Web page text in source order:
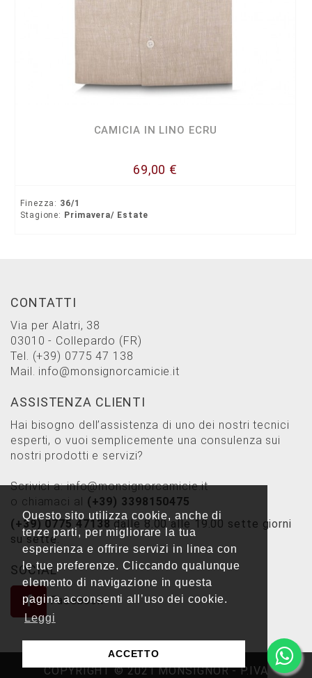
Questo sito utilizza cookie, anche di
terze parti, per migliorare la tua
esperienza e offrire servizi in linea con
le tue preferenze. Cliccando qualunque
elemento di navigazione in questa
pagina acconsenti all’uso dei cookie.
Leggi
ACCETTO
CAMICIA IN LINO ECRU
69,00 €
Finezza: 36/1
Stagione: Primavera/ Estate
CONTATTI
Via per Alatri, 38
03010 - Collepardo (FR)
Tel. (+39) 0775 47 138
Mail. info@monsignorcamicie.it
ASSISTENZA CLIENTI
Hai bisogno dell’assistenza di uno dei nostri tecnici
esperti, o vuoi semplicemente una consulenza sui
nostri prodotti e servizi?
Scrivici a:info@monsignorcamicie.it
o chiamaci al (+39) 3398150475
(+39) 0775 47138 dalle 8.00 alle 19.00 sette giorni
su sette.
SOCIAL
Facebook
COPYRIGHT © 2021 MONSIGNOR - P.IVA